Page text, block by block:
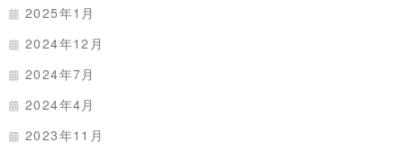
2025年1月
2024年12月
2024年7月
2024年4月
2023年11月